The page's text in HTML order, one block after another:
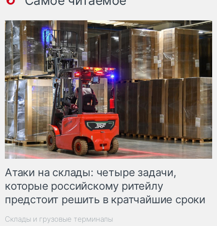
Атаки на склады: четыре задачи,
которые российскому ритейлу
предстоит решить в кратчайшие сроки
Склады и грузовые терминалы